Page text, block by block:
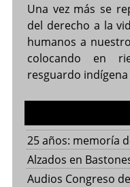
Una vez más se
del derecho a la
humanos a
colocando en
resguardo
25 años: memoría
Alzados en
Audios Congreso